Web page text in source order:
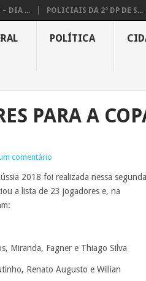
– DIA ... POLICIAIS DA 2ª DP DE S...
POLÍTICA
PARA A
comentário
2018 foi realizada nessa
a lista de 23 jogadores e, na
Miranda, Fagner e Thiago Silva
Renato Augusto e Willian